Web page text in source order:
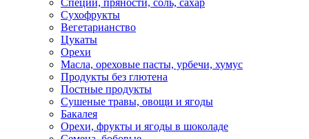
Специи, пряности, соль, сахар
Сухофрукты
Вегетарианство
Цукаты
Орехи
Масла, ореховые пасты, урбечи, хумус
Продукты без глютена
Постные продукты
Сушеные травы, овощи и ягоды
Бакалея
Орехи, фрукты и ягоды в шоколаде